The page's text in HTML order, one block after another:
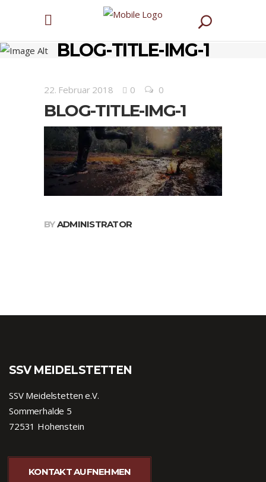
BLOG-TITLE-IMG-1
22. Februar 2018 0 0
BLOG-TITLE-IMG-1
BYADMINISTRATOR
SSV MEIDELSTETTEN
SSV Meidelstetten e.V.
Sommerhalde 5
72531 Hohenstein
KONTAKT AUFNEHMEN